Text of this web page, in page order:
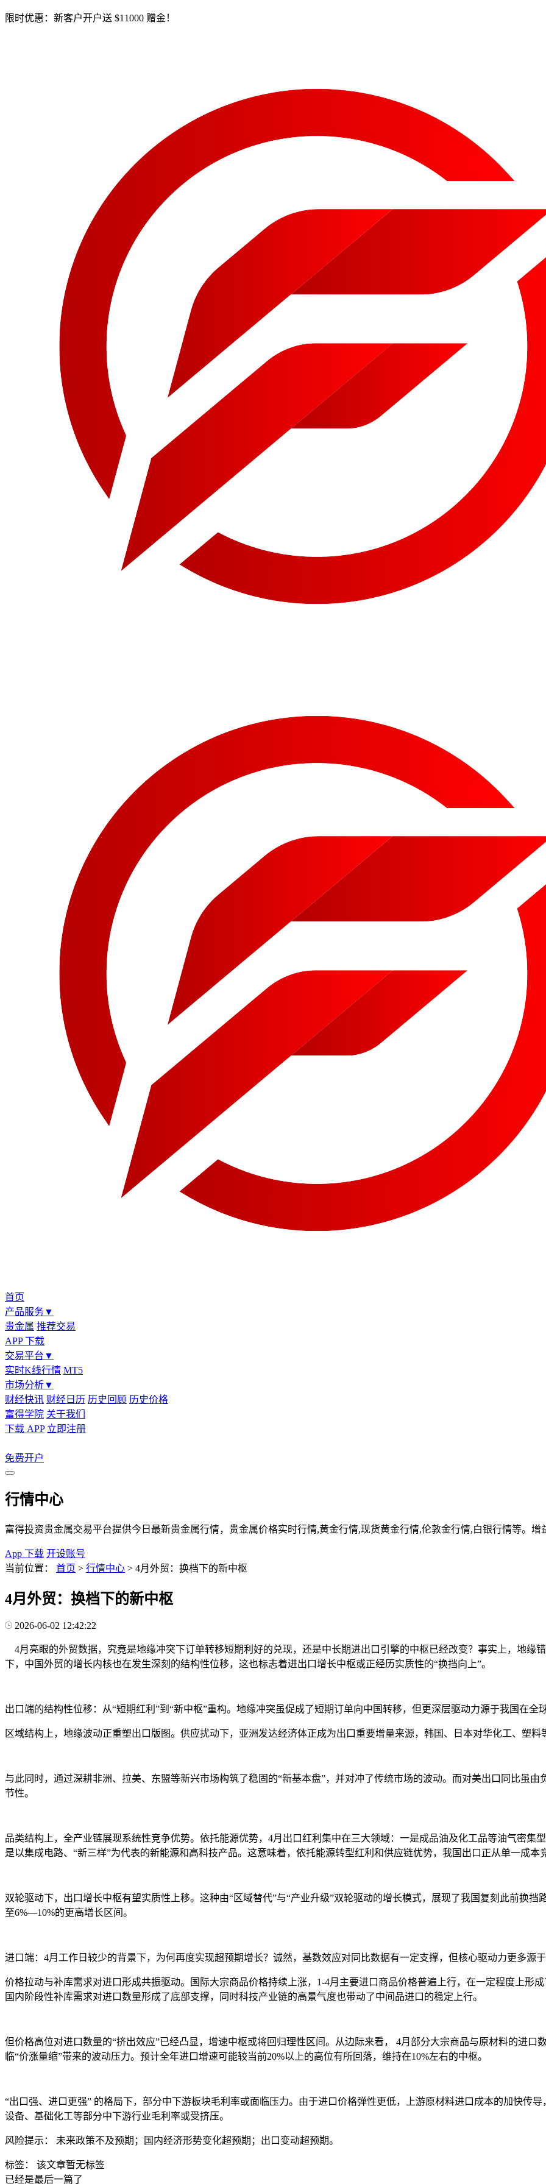
限时优惠：新客户开户送 $11000 赠金！
首页
产品服务▼
贵金属 推荐交易
APP 下载
交易平台 ▼
实时K线行情 MT5
市场分析▼
财经快讯 财经日历 历史回顾 历史价格
富得学院 关于我们
下载 APP 立即注册
免费开户
行情中心
富得投资贵金属交易平台提供今日最新贵金属行情，贵金属价格实时行情,黄金行情,现货黄金行情,伦敦金行情,白银行情等。增
App 下载 开设账号
当前位置：
首页 > 行情中心 > 4月外贸：换档下的新中枢
4月外贸：换档下的新中枢
2026-06-02 12:42:22
4月亮眼的外贸数据，究竟是地缘冲突下订单转移短期利好的兑现，还是中长期进出口引擎的中枢已经改变？ 事实上，地缘
下，中国外贸的增长内核也在发生深刻的结构性位移，这也标志着进出口增长中枢或正经历实质性的“换挡向上”。
出口端的结构性位移：从“短期红利”到“新中枢”重构。 地缘冲突虽促成了短期订单向中国转移，但更深层驱动力源于我国在全
区域结构上，地缘波动正重塑出口版图。 供应扰动下，亚洲发达经济体正成为出口重要增量来源，韩国、日本对华化工、塑料
与此同时，通过深耕非洲、拉美、东盟等新兴市场构筑了稳固的“新基本盘”， 并对冲了传统市场的波动。而对美出口同比虽
节性。
品类结构上，全产业链展现系统性竞争优势。 依托能源优势，4月出口红利集中在三大领域：一是成品油及化工品等油气密集
是以集成电路、“新三样”为代表的新能源和高科技产品。这意味着， 依托能源转型红利和供应链优势，我国出口正从单一成本
双轮驱动下，出口增长中枢有望实质性上移。 这种由“区域替代”与“产业升级”双轮驱动的增长模式，展现了我国复刻此前换
至6%—10%的更高增长区间。
进口端：4月工作日较少的背景下，为何再度实现超预期增长？ 诚然，基数效应对同比数据有一定支撑，但核心驱动力更多源于
价格拉动与补库需求对进口形成共振驱动。
国际大宗商品价格持续上涨，1-4月主要进口商品价格普遍上行，在一定程度上形
国内阶段性补库需求对进口数量形成了底部支撑，同时科技产业链的高景气度也带动了中间品进口的稳定上行。
但价格高位对进口数量的“挤出效应”已经凸显，增速中枢或将回归理性区间。
从边际来看， 4月部分大宗商品与原材料的进口
临“价涨量缩”带来的波动压力。 预计全年进口增速可能较当前20%以上的高位有所回落，维持在10%左右的中枢。
“出口强、进口更强” 的格局下，部分中下游板块毛利率或面临压力。由于进口价格弹性更低，上游原材料进口成本的加快传
设备、基础化工等部分中下游行业毛利率或受挤压。
风险提示： 未来政策不及预期；国内经济形势变化超预期；出口变动超预期。
标签：
该文章暂无标签
已经是最后一篇了